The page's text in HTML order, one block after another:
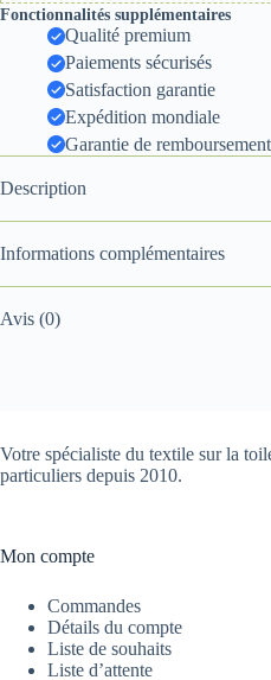
Fonctionnalités supplémentaires
Qualité premium
Paiements sécurisés
Satisfaction garantie
Expédition mondiale
Garantie de remboursement
Description
Informations complémentaires
Avis (0)
Votre spécialiste du textile sur la
particuliers depuis 2010.
Mon compte
Commandes
Détails du compte
Liste de souhaits
Liste d’attente